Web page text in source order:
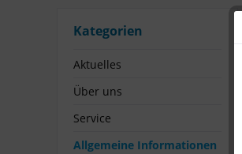
Kategorien
Aktuelles
Über uns
Service
Allgemeine Informationen